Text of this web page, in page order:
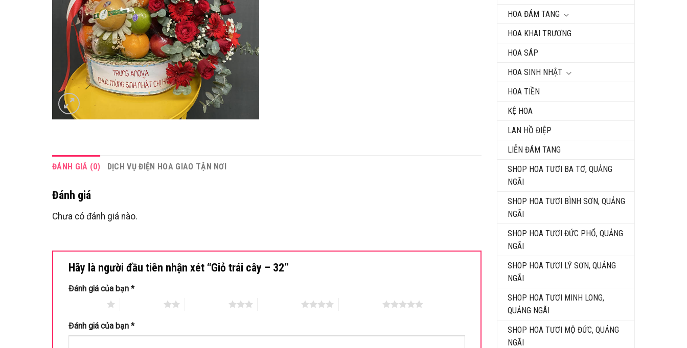
HOA ĐÁM TANG
HOA KHAI TRƯƠNG
HOA SÁP
HOA SINH NHẬT
HOA TIỀN
KỆ HOA
LAN HỒ ĐIỆP
LIỄN ĐÁM TANG
SHOP HOA TƯƠI BA TƠ, QUẢNG
NGÃI
SHOP HOA TƯƠI BÌNH SƠN, QUẢNG
NGÃI
SHOP HOA TƯƠI ĐỨC PHỔ, QUẢNG
NGÃI
SHOP HOA TƯƠI LÝ SƠN, QUẢNG
NGÃI
SHOP HOA TƯƠI MINH LONG,
QUẢNG NGÃI
SHOP HOA TƯƠI MỘ ĐỨC, QUẢNG
NGÃI
ĐÁNH GIÁ (0) DỊCH VỤ ĐIỆN HOA GIAO TẬN NƠI
Đánh giá
Chưa có đánh giá nào.
Hãy là người đầu tiên nhận xét “Giỏ trái cây – 32”
Đánh giá của bạn *
Đánh giá của bạn *